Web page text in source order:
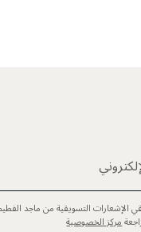
الإشعارات التسويقية من ماجد
مركز الخصوصية